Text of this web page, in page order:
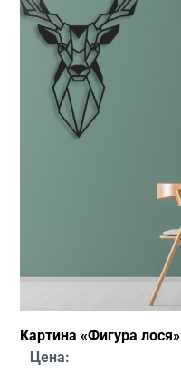
Картина «Фигура лося»
Цена: